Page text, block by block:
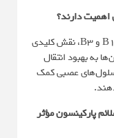
ویتامین‌های گروه B، به‌ویژه ویتامین‌های B12، B6 و B3، نقش کلیدی
به بهبود انتقال
سلول‌های عصبی کمک
پارکینسون مؤثر